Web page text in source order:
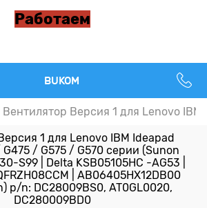
Работаем
BUKOM
Вентилятор Версия 1 для Lenovo
1 для Lenovo IBM Ideapad
/ G575 / G570 серии (Sunon
S99 | Delta KSB05105HC -AG53 |
| AB06405HX12DB00
p/n: DC28009BS0, AT0GL0020,
DC280009BD0